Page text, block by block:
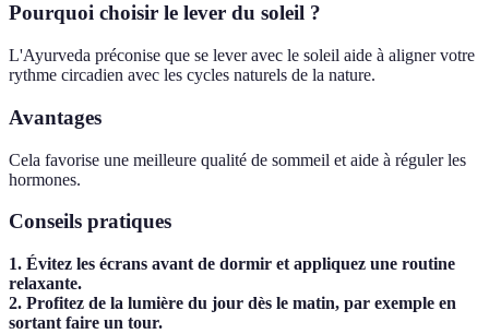
Pourquoi choisir le lever du soleil ?
L'Ayurveda préconise que se lever avec le soleil aide à aligner votre
rythme circadien avec les cycles naturels de la nature.
Avantages
Cela favorise une meilleure qualité de sommeil et aide à réguler les
hormones.
Conseils pratiques
1. Évitez les écrans avant de dormir et appliquez une routine
relaxante.
2. Profitez de la lumière du jour dès le matin, par exemple en
sortant faire un tour.